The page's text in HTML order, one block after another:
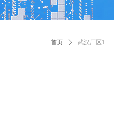
首页 ꄲ 武汉厂区1